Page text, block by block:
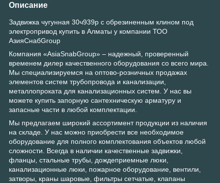
Описание
Задвижка чугунная 30ч939р с обрезиненным клином под
электропривод купить в Алматы у компании ТОО
АзияСнабGroup
Компания «AsiaSnabGroup» – надежный, проверенный
временем дилер качественного оборудования со всего мира.
Мы специализируемся на оптово-розничных продажах
элементов систем трубопровода и канализации,
металлопроката для канализационных систем. У нас вы
можете купить запорную сантехническую арматуру и
запасные части в любой комплектации.
Мы предлагаем широкий ассортимент продукции из наличия
на складе. У нас можно приобрести все необходимое
оборудование для полного комплектования объектов любой
сложности. Всегда в наличии качественные задвижки,
фланцы, стальные трубы, дождеприемные люки,
канализационные люки, пожарное оборудование, вентили,
затворы, краны шаровые, фильтры сетчатые, клапаны